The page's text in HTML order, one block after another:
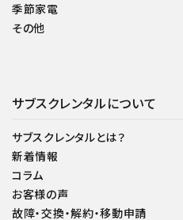
季節家電
その他
サブスクレンタルについて
サブスクレンタルとは？
新着情報
コラム
お客様の声
故障・交換・解約・移動申請